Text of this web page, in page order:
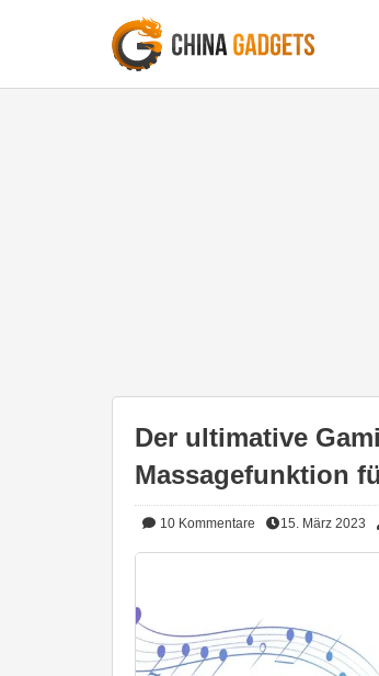
Der ultimative
Massagefunktion
10 Kommentare 15. März 2023